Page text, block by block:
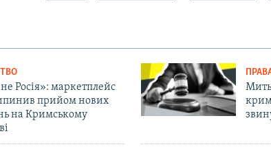
Росія»: маркетплейс
прийом нових
на Кримському
Мить